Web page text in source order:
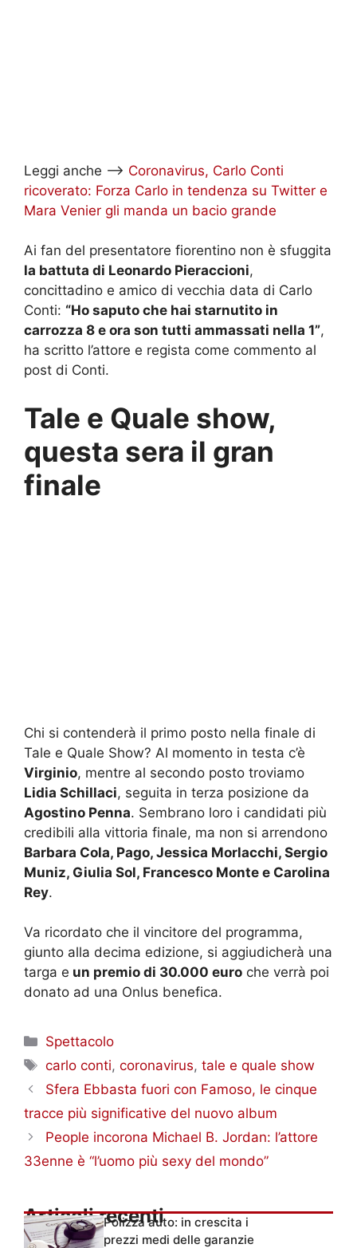
Leggi anche –> Coronavirus, Carlo Conti
ricoverato: Forza Carlo in tendenza su Twitter e
Mara Venier gli manda un bacio grande
Ai fan del presentatore fiorentino non è sfuggita
la battuta di Leonardo Pieraccioni,
concittadino e amico di vecchia data di Carlo
Conti: “Ho saputo che hai starnutito in
carrozza 8 e ora son tutti ammassati nella 1”,
ha scritto l’attore e regista come commento al
post di Conti.
Tale e Quale show,
questa sera il gran
finale
Chi si contenderà il primo posto nella finale di
Tale e Quale Show? Al momento in testa c’è
Virginio, mentre al secondo posto troviamo
Lidia Schillaci, seguita in terza posizione da
Agostino Penna. Sembrano loro i candidati più
credibili alla vittoria finale, ma non si arrendono
Barbara Cola, Pago, Jessica Morlacchi, Sergio
Muniz, Giulia Sol, Francesco Monte e Carolina
Rey.
Va ricordato che il vincitore del programma,
giunto alla decima edizione, si aggiudicherà una
targa e un premio di 30.000 euro che verrà poi
donato ad una Onlus benefica.
Categorie
Spettacolo
Tag
carlo conti,coronavirus,tale e quale show
Sfera Ebbasta fuori con Famoso, le cinque
tracce più significative del nuovo album
People incorona Michael B. Jordan: l’attore
33enne è “l’uomo più sexy del mondo”
Articoli recentiPolizza auto: in crescita i
prezzi medi delle garanzie